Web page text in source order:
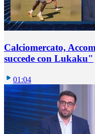
Calciomercato,
succede con Lukaku"
01:04